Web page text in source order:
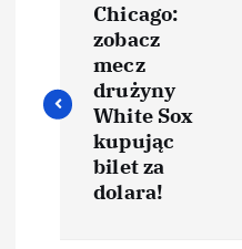
Chicago:
zobacz
mecz
drużyny
White Sox
kupując
bilet za
dolara!